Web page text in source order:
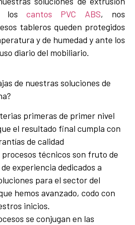
loscantos PVC ABS, nos
tableros queden protegidos
y de humedad y ante los
diario del mobiliario.
de nuestras soluciones de
primeras de primer nivel
el resultado final cumpla con
de calidad
procesos técnicos son fruto de
experiencia dedicados a
para el sector del
hemos avanzado, codo con
inicios.
se conjugan en las